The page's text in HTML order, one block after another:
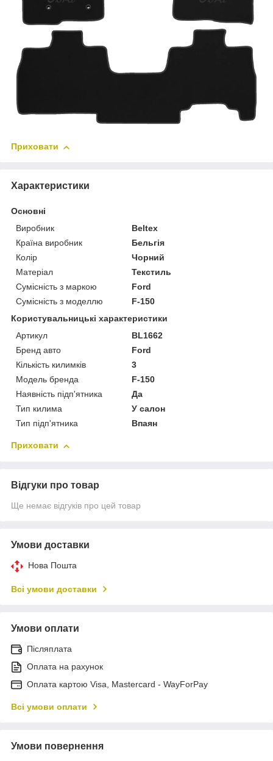
Приховати
Характеристики
Основні
Виробник
Beltex
Країна виробник
Бельгія
Колір
Чорний
Матеріал
Текстиль
Сумісність з маркою
Ford
Сумісність з моделлю
F-150
Користувальницькі характеристики
Артикул
BL1662
Бренд авто
Ford
Кількість килимків
3
Модель бренда
F-150
Наявність підп'ятника
Да
Тип килима
У салон
Тип підп'ятника
Впаян
Приховати
Відгуки про товар
Ще немає відгуків про цей товар
Умови доставки
Нова Пошта
Всі умови доставки
Умови оплати
Післяплата
Оплата на рахунок
Оплата картою Visa, Mastercard - WayForPay
Всі умови оплати
Умови повернення